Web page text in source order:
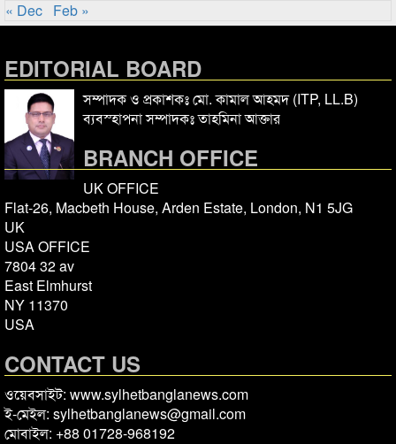
« Dec Feb »
EDITORIAL BOARD
সম্পাদক ও প্রকাশকঃ মো. কামাল আহমদ (ITP, LL.B)
ব্যবস্হাপনা সম্পাদকঃ তাহমিনা আক্তার
BRANCH OFFICE
UK OFFICE
Flat-26, Macbeth House, Arden Estate, London, N1 5JG
UK
USA OFFICE
7804 32 av
East Elmhurst
NY 11370
USA
CONTACT US
ওয়েবসাইট: www.sylhetbanglanews.com
ই-মেইল: sylhetbanglanews@gmail.com
মোবাইল: +88 01728-968192